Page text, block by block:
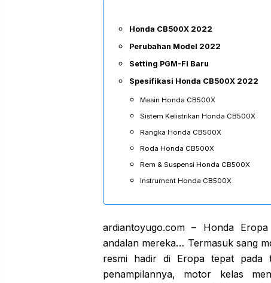
Honda CB500X 2022
Perubahan Model 2022
Setting PGM-FI Baru
Spesifikasi Honda CB500X 2022
Mesin Honda CB500X
Sistem Kelistrikan Honda CB500X
Rangka Honda CB500X
Roda Honda CB500X
Rem & Suspensi Honda CB500X
Instrument Honda CB500X
ardiantoyugo.com – Honda
andalan mereka… Termasuk sang
resmi hadir di Eropa tepat pada
penampilannya, motor kelas